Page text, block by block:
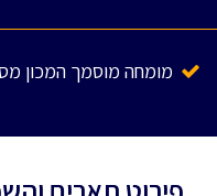
מומחה מוסמך המכון